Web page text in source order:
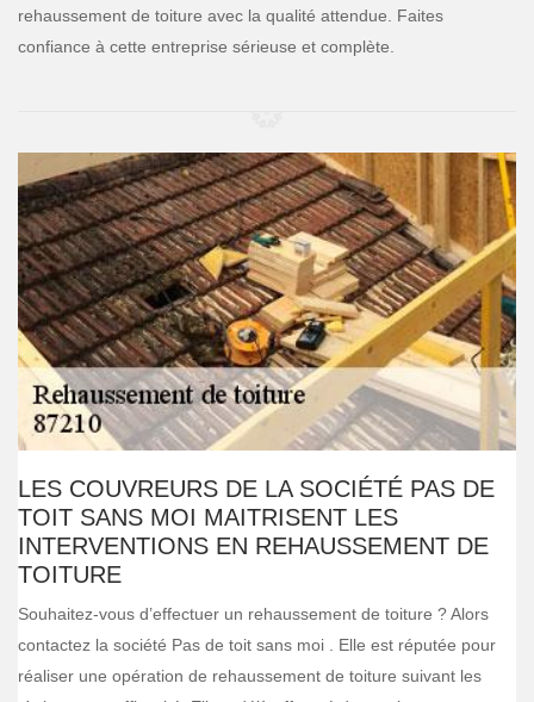
rehaussement de toiture avec la qualité attendue. Faites
confiance à cette entreprise sérieuse et complète.
LES COUVREURS DE LA SOCIÉTÉ PAS DE
TOIT SANS MOI MAITRISENT LES
INTERVENTIONS EN REHAUSSEMENT DE
TOITURE
Souhaitez-vous d’effectuer un rehaussement de toiture ? Alors
contactez la société Pas de toit sans moi . Elle est réputée pour
réaliser une opération de rehaussement de toiture suivant les